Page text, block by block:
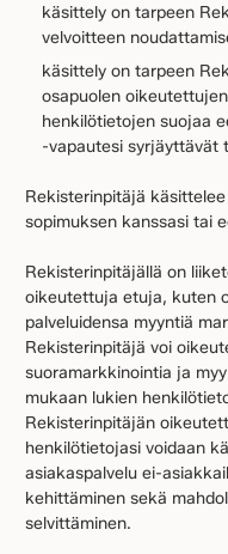
käsittely on tarpeen
velvoitteen
käsittely on tarpeen
osapuolen
henkilötietojen suojaa
-vapautesi syrjäyttävät
Rekisterinpitäjä
sopimuksen kanssasi tai
Rekisterinpitäjällä on
oikeutettuja etuja, kuten
palveluidensa myyntiä
Rekisterinpitäjä voi
suoramarkkinointia ja
mukaan lukien
Rekisterinpitäjän
henkilötietojasi voidaan
asiakaspalvelu ei-
kehittäminen sekä
selvittäminen.